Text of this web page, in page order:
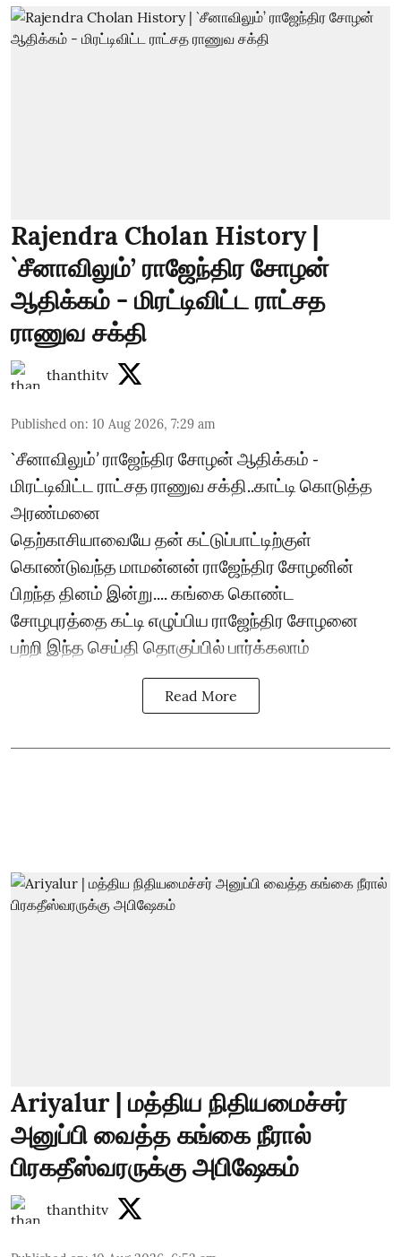
Rajendra Cholan History |
`சீனாவிலும்’ ராஜேந்திர சோழன்
ஆதிக்கம் - மிரட்டிவிட்ட ராட்சத
ராணுவ சக்தி
thanthitv
Published on: 10 Aug 2026, 7:29 am
`சீனாவிலும்’ ராஜேந்திர சோழன் ஆதிக்கம் -
மிரட்டிவிட்ட ராட்சத ராணுவ சக்தி..காட்டி கொடுத்த
அரண்மனை
தெற்காசியாவையே தன் கட்டுப்பாட்டிற்குள்
கொண்டுவந்த மாமன்னன் ராஜேந்திர சோழனின்
பிறந்த தினம் இன்று.... கங்கை கொண்ட
சோழபுரத்தை கட்டி எழுப்பிய ராஜேந்திர சோழனை
பற்றி இந்த செய்தி தொகுப்பில் பார்க்கலாம்
Read More
Ariyalur | மத்திய நிதியமைச்சர்
அனுப்பி வைத்த கங்கை நீரால்
பிரகதீஸ்வரருக்கு அபிஷேகம்
thanthitv